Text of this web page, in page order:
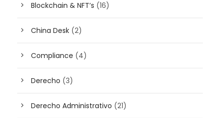
Blockchain & NFT’s (16)
China Desk (2)
Compliance (4)
Derecho (3)
Derecho Administrativo (21)